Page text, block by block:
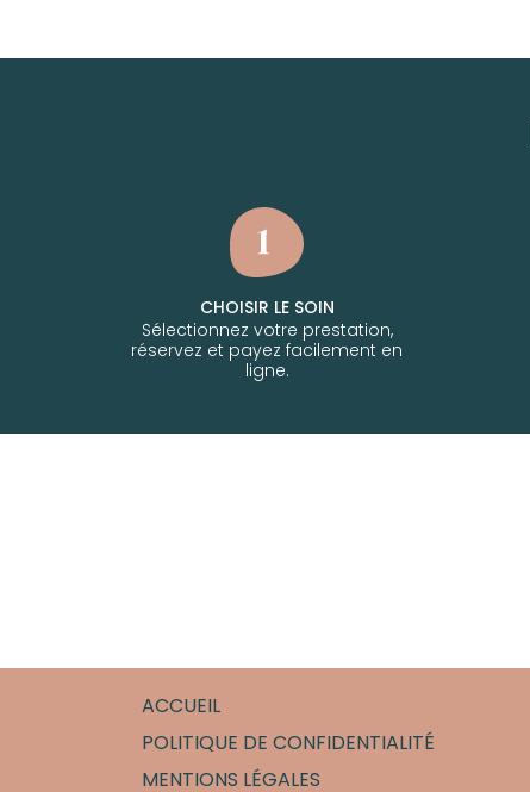
CHOISIR LE SOIN
Sélectionnez votre prestation,
réservez et payez facilement en
ligne.
ACCUEIL
POLITIQUE DE CONFIDENTIALITÉ
MENTIONS LÉGALES